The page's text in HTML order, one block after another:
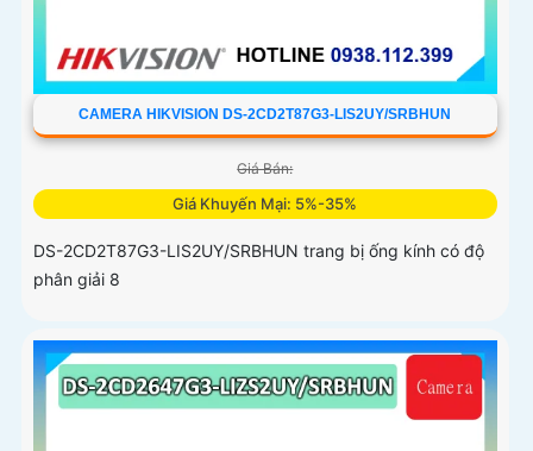
CAMERA HIKVISION DS-2CD2T87G3-LIS2UY/SRBHUN
Giá Bán:
Giá Khuyến Mại: 5%-35%
DS-2CD2T87G3-LIS2UY/SRBHUN trang bị ống kính có độ
phân giải 8